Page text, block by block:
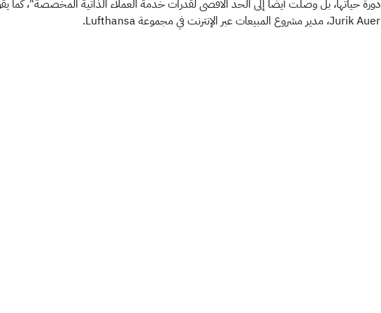
دورة حياتها، بل وصلت أيضًا إلى الحد الأقصى لقدرات خدمة العملاء الذاتية المخصصة"، كما
Jurik Auer، مدير مشروع المبيعات عبر الإنترنت في مجموعة Lufthansa.